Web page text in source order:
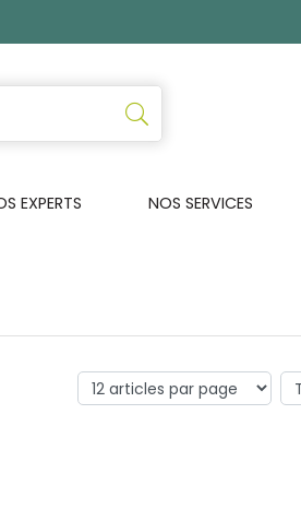
EXPERTS NOS SERVICES